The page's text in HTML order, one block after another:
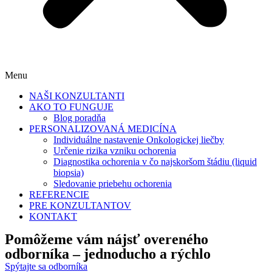
Menu
NAŠI KONZULTANTI
AKO TO FUNGUJE
Blog poradňa
PERSONALIZOVANÁ MEDICÍNA
Individuálne nastavenie Onkologickej liečby
Určenie rizika vzniku ochorenia
Diagnostika ochorenia v čo najskoršom štádiu (liquid
biopsia)
Sledovanie priebehu ochorenia
REFERENCIE
PRE KONZULTANTOV
KONTAKT
Pomôžeme vám nájsť overeného
odborníka– jednoducho a rýchlo
Spýtajte sa odborníka